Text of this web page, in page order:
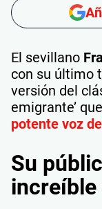
El sevillano
con su último
versión del
emigrante’
potente voz
Su
increíble